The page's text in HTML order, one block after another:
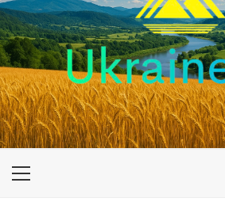
UKRAINE-IS
ПУТЕШЕСТВИЕ ПО УКРАИНЕ
Primary